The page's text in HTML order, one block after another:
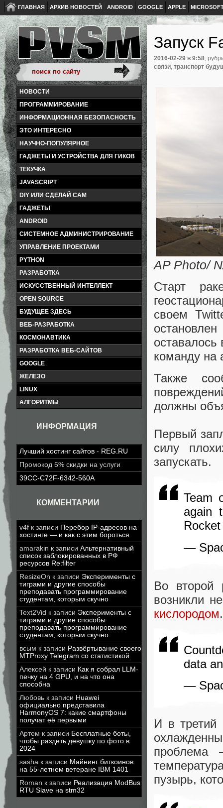
ГЛАВНАЯ АРХИВ НОВОСТЕЙ ANDROID GOOGLE APPLE
НОВОСТИ
ПРОГРАММИРОВАНИЕ
ИНФОРМАЦИОННАЯ БЕЗОПАСНОСТЬ
ЭТО ИНТЕРЕСНО
НАУЧНО-ПОПУЛЯРНОЕ
ГАДЖЕТЫ И УСТРОЙСТВА ДЛЯ ГИКОВ
ТЕКУЧКА
JAVASCRIPT
DIY ИЛИ СДЕЛАЙ САМ
ГАДЖЕТЫ
ANDROID
СИСТЕМНОЕ АДМИНИСТРИРОВАНИЕ
УПРАВЛЕНИЕ ПРОЕКТАМИ
PYTHON
РАЗРАБОТКА
ИСКУССТВЕННЫЙ ИНТЕЛЛЕКТ
OPEN SOURCE
БУДУЩЕЕ ЗДЕСЬ
ВЕБ-РАЗРАБОТКА
КОСМОНАВТИКА
РАЗРАБОТКА ВЕБ-САЙТОВ
GOOGLE
ЖЕЛЕЗО
LINUX
АЛГОРИТМЫ
ИНФОРМАЦИЯ
Лучший хостинг сайтов - REG.RU
Промокод 5% скидки на услуги
39CC-C72F-6342-560A
КОММЕНТАРИИ
v4f к записи Перебор IP-адресов на
хостинге — и как с этим бороться
amarakin к записи Альтернативный
список заблокированных в РФ
ресурсов Re:filter
ResizeOn к записи Эксперименты с
тиграми и другие способы
преподавать программирование
студентам, которым скучно
Text2Vid к записи Эксперименты с
тиграми и другие способы
преподавать программирование
студентам, которым скучно
всым к записи Развёртывание своего
MTProxy Telegram со статистикой
Алексей к записи Как я собрал LLM-
печку на 4 GPU, и на что она
способна
Любовь к записи Huawei
официально представила
HarmonyOS 7: какие смартфоны
получат её первыми
Артем к записи Бесплатные боты,
чтобы раздеть девушку по фото в
2024
sasha к записи Майнинг биткоинов
на 55-летнем ветеране IBM 1401
Roman к записи Реализация ModBus
RTU Slave на stm32
Запуск
2016-02-29 в 9:58,
связи, транспорт
AP Photo/
Старт
своем
оставалось
команду на
Также
должны
Первый
силу
запускать.
Team
again
—
Во второй
возникли
кислородом.
data
—
И в
проблема
пузырь,